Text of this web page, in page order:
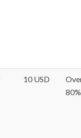
10 USD
80%